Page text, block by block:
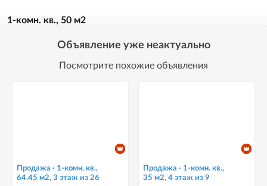
1-комн. кв., 50 м2
Объявление уже неактуально
Посмотрите похожие объявления
Продажа · 1-комн. кв.,
64.45 м2, 3 этаж из 26
Продажа · 1-комн. кв.,
35 м2, 4 этаж из 9